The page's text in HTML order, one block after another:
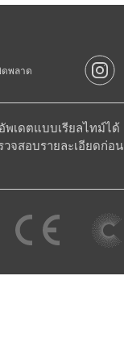
ดพลาด
พเดตแบบเรียลไทม์ได้
จสอบรายละเอียดก่อน